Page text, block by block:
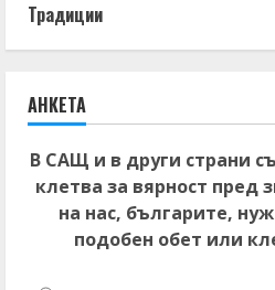
Традиции
АНКЕТА
В САЩ и в други страни
клетва за вярност пред
на нас, българите,
подобен обет или